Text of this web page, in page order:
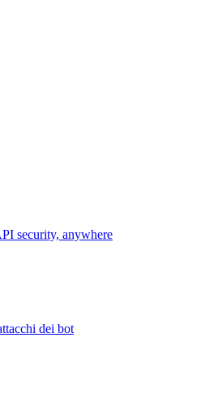
security, anywhere
dei bot